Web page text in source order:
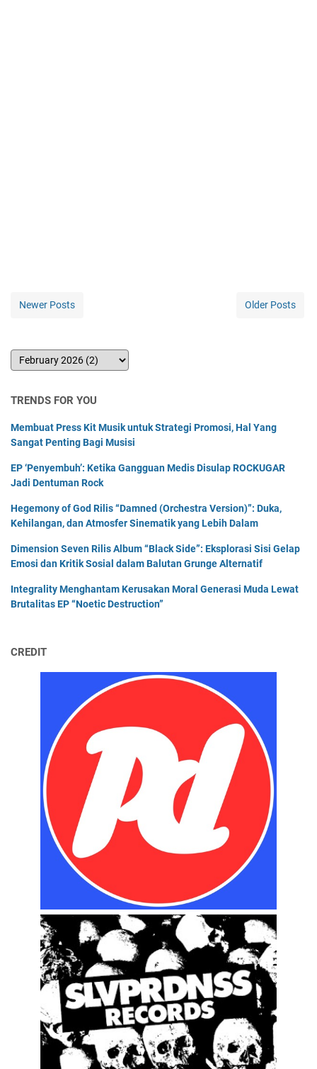
Newer Posts Older Posts
TRENDS FOR YOU
Membuat Press Kit Musik untuk Strategi Promosi, Hal Yang
Sangat Penting Bagi Musisi
EP ‘Penyembuh’: Ketika Gangguan Medis Disulap ROCKUGAR
Jadi Dentuman Rock
Hegemony of God Rilis “Damned (Orchestra Version)”: Duka,
Kehilangan, dan Atmosfer Sinematik yang Lebih Dalam
Dimension Seven Rilis Album “Black Side”: Eksplorasi Sisi Gelap
Emosi dan Kritik Sosial dalam Balutan Grunge Alternatif
Integrality Menghantam Kerusakan Moral Generasi Muda Lewat
Brutalitas EP “Noetic Destruction”
CREDIT